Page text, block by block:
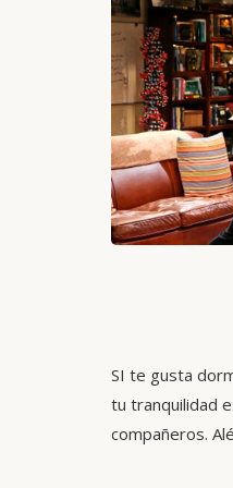
SI te gusta
tu tranquilidad
compañeros.